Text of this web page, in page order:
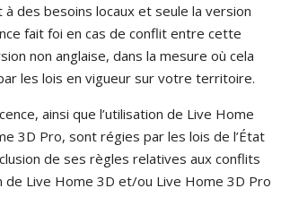
à des besoins locaux et seule la version
fait foi en cas de conflit entre cette
non anglaise, dans la mesure où cela
les lois en vigueur sur votre territoire.
ainsi que l’utilisation de Live Home
3D Pro, sont régies par les lois de l’État
de ses règles relatives aux conflits
de Live Home 3D et/ou Live Home 3D Pro